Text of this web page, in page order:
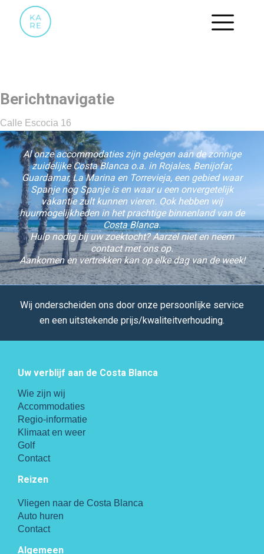
Berichtnavigatie
Calle Escocia 16
Al onze accommodaties zijn gelegen aan de zonnige
zuidelijke Costa Blanca o.a. in Rojales, Benijofar,
Guardamar, La Marina en Torrevieja, een gebied waar
Spanje nog Spanje is en waar u een onvergetelijk
vakantie zult kunnen vieren. Ook hebben wij
huurmogelijkheden in het prachtige binnenland van de
Costa Blanca.
Hulp nodig bij uw zoektocht? Aarzel niet en neem
contact met ons op.
Aankomen en vertrekken kan op elke dag van de week!
Wij onderscheiden ons door onze persoonlijke service
en een uitstekende prijs/kwaliteitverhouding.
Uw verblijf aan de Costa Blanca
Wie zijn wij
Accommodaties
Regio-informatie
Klimaat en weer
Golf
Contact
Reizen
Vliegen naar de Costa Blanca
Auto huren
Contact
Algemeen